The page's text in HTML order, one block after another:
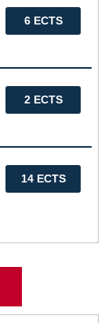
6 ECTS
2 ECTS
14 ECTS